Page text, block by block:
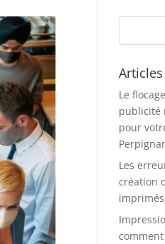
Le
publicité
pour
Les
création
imprimés